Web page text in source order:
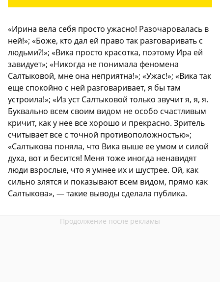
«Ирина вела себя просто ужасно! Разочаровалась в
ней!»; «Боже, кто дал ей право так разговаривать с
людьми?!»; «Вика просто красотка, поэтому Ира ей
завидует»; «Никогда не понимала феномена
Салтыковой, мне она неприятна!»; «Ужас!»; «Вика так
еще спокойно с ней разговаривает, я бы там
устроила!»; «Из уст Салтыковой только звучит я, я, я.
Буквально всем своим видом не особо счастливым
кричит, как у нее все хорошо и прекрасно. Зритель
считывает все с точной противоположностью»;
«Салтыкова поняла, что Вика выше ее умом и силой
духа, вот и бесится! Меня тоже иногда ненавидят
люди взрослые, что я умнее их и шустрее. Ой, как
сильно злятся и показывают всем видом, прямо как
Салтыкова», — такие выводы сделала публика.